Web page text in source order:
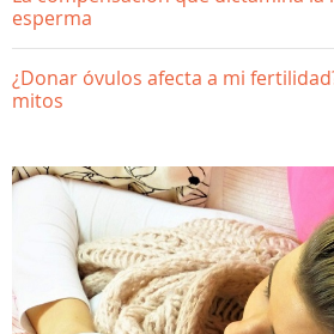
esperma
¿Donar óvulos afecta a mi
mitos